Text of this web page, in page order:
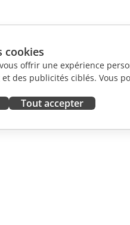
cookies
offrir une expérience
des publicités ciblés. Vous
Tout accepter